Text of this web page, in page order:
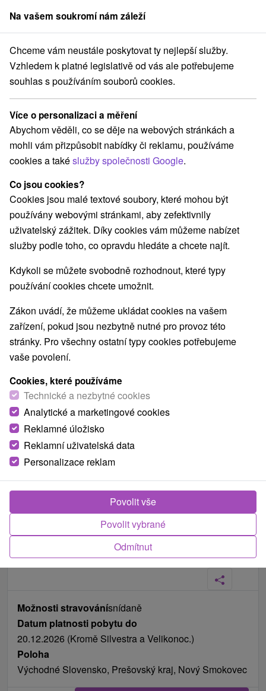
člen skupinySorger
Lázně Nový Smokovec Relax & Wellness pobyt v srdci Tater
Relax & Wellness pobyt v srdci
Tater
Hotel Palace Grand★★★Nový Smokovec
Lázně Nový Smokovec
Nový Smokovec
Navigovat do místa
8,6 vynikající ·128 recenzí
Fotografie od zákazníků+4
Možnosti stravovánísnídaně
Datum platnosti pobytu do
20.12.2026 (Kromě Silvestra a Velikonoc.)
Poloha
Východné Slovensko, Prešovský kraj, Nový Smokovec
Na vašem soukromí nám záleží
Chceme vám neustále poskytovat ty nejlepší služby.
Vzhledem k platné legislativě od vás ale potřebujeme
souhlas s používáním souborů cookies.
Více o personalizaci a měření
Abychom věděli, co se děje na webových stránkách a
mohli vám přizpůsobit nabídky či reklamu, používáme
cookies a takéslužby společnosti Google.
Co jsou cookies?
Cookies jsou malé textové soubory, které mohou být
používány webovými stránkami, aby zefektivnily
uživatelský zážitek. Díky cookies vám můžeme nabízet
služby podle toho, co opravdu hledáte a chcete najít.
Kdykoli se můžete svobodně rozhodnout, které typy
používání cookies chcete umožnit.
Zákon uvádí, že můžeme ukládat cookies na vašem
zařízení, pokud jsou nezbytně nutné pro provoz této
stránky. Pro všechny ostatní typy cookies potřebujeme
vaše povolení.
Cookies, které používáme
Technické a nezbytné cookies
Analytické a marketingové cookies
Reklamné úložisko
Reklamní uživatelská data
Personalizace reklam
Odmítnut
Povolit vybrané
Povolit vše